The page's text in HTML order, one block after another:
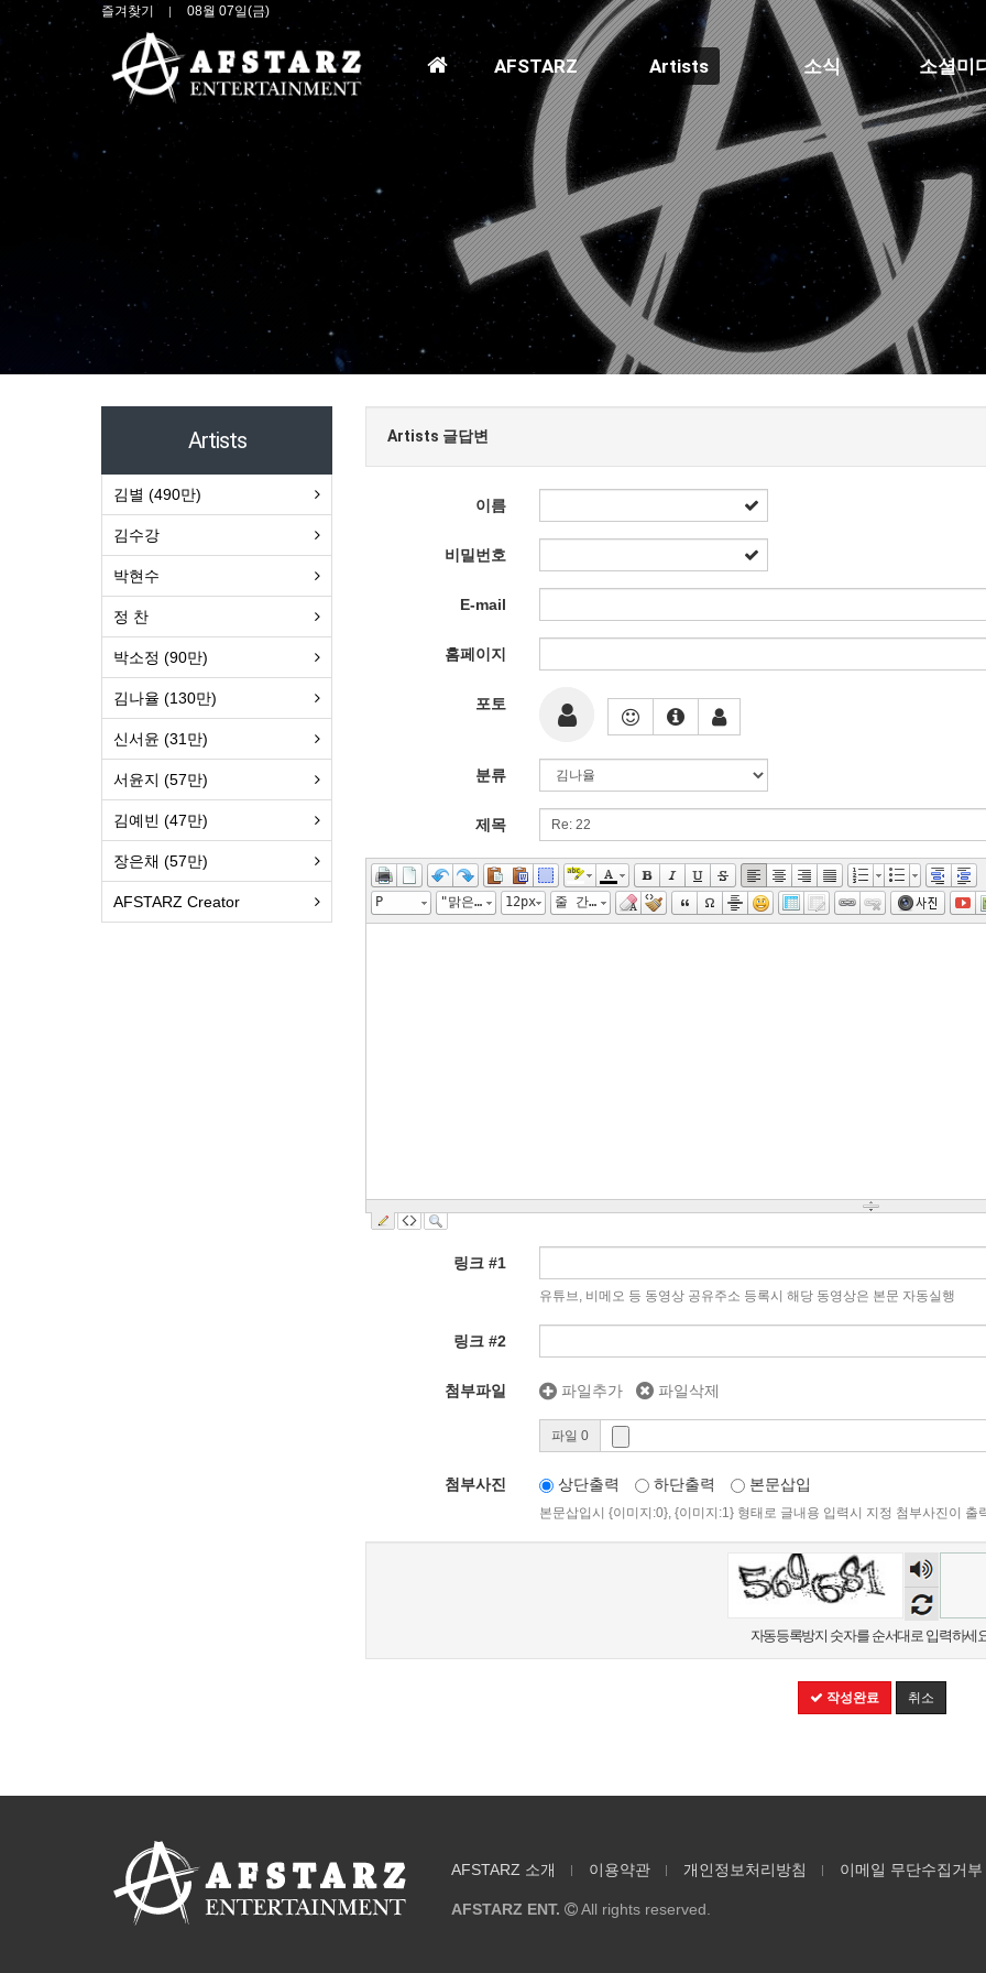
즐겨찾기 08월 07일(금)
홈
으
로
AFSTARZ Artists 소식 소셜미
Artists 글답변
이름
비밀번호
E-mail
홈페이지
포토
분류
제목
P "맑은 고딕", "Malgun Gothic", gulim 12px 줄 간격
링크 #1
유튜브, 비메오 등 동영상 공유주소 등록시 해당 동영상은 본문 자동실행
링크 #2
첨부파일 파일추가 파일삭제
파일 0
첨부사진 상단출력 하단출력 본문삽입
본문삽입시 {이미지:0}, {이미지:1} 형태로 글내용 입력시 지정 첨부사진이 출
숫자
음성
듣기
자동등록방지 숫자를 순서대로 입력하세
작성완료 취소
Artists
김별 (490만)
김수강
박현수
정 찬
박소정 (90만)
김나율 (130만)
신서윤 (31만)
서윤지 (57만)
김예빈 (47만)
장은채 (57만)
AFSTARZ Creator
AFSTARZ 소개 이용약관 개인정보처리방침 이메일 무단수집거부
AFSTARZ ENT. All rights reserved.